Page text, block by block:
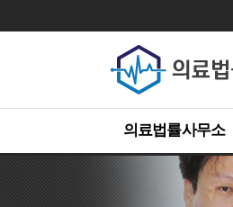
의료법률사무소